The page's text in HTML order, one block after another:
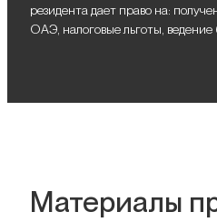
резидента дает право на:
ОАЭ, налоговые льготы, ведение
Материалы